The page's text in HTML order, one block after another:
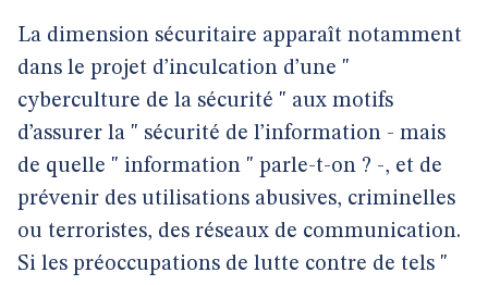
La dimension sécuritaire apparaît notamment
dans le projet d’inculcation d’une "
cyberculture de la sécurité " aux motifs
d’assurer la " sécurité de l’information - mais
de quelle " information " parle-t-on ? -, et de
prévenir des utilisations abusives, criminelles
ou terroristes, des réseaux de communication.
Si les préoccupations de lutte contre de tels "